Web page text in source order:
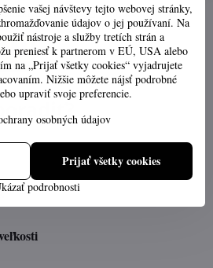
Otázka k produktu Doručenia
vašej návštevy tejto webovej stránky,
údajov o jej používaní. Na
nástroje a služby tretích strán a
preniesť k partnerom v EÚ, USA alebo
na „Prijať všetky cookies“ vyjadrujete
Nižšie môžete nájsť podrobné
upraviť svoje preferencie.
osobných údajov
podrobnosti
Prijať všetky cookies